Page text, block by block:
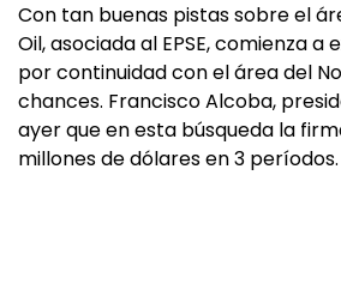
Con tan buenas pistas sobre el
Oil, asociada al EPSE, comienza a
por continuidad con el área del
chances. Francisco Alcoba,
ayer que en esta búsqueda la
millones de dólares en 3 períodos.